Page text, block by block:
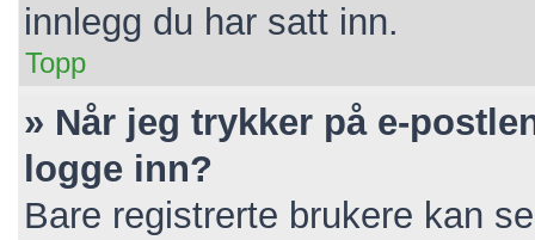
innlegg du har satt inn.
Topp
» Når jeg trykker på e-
logge inn?
Bare registrerte brukere kan